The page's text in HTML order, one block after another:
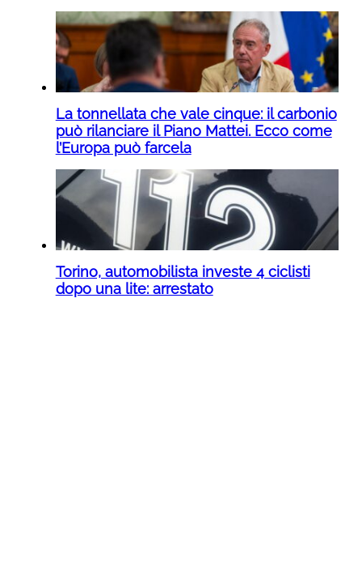
La tonnellata che vale cinque: il carbonio
può rilanciare il Piano Mattei. Ecco come
l’Europa può farcela
Torino, automobilista investe 4 ciclisti
dopo una lite: arrestato